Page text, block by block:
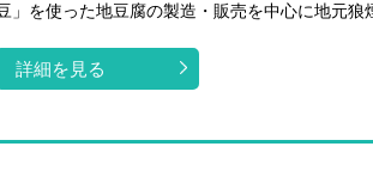
」を使った地豆腐の製造・販売を中心に地元狼
詳細を見る